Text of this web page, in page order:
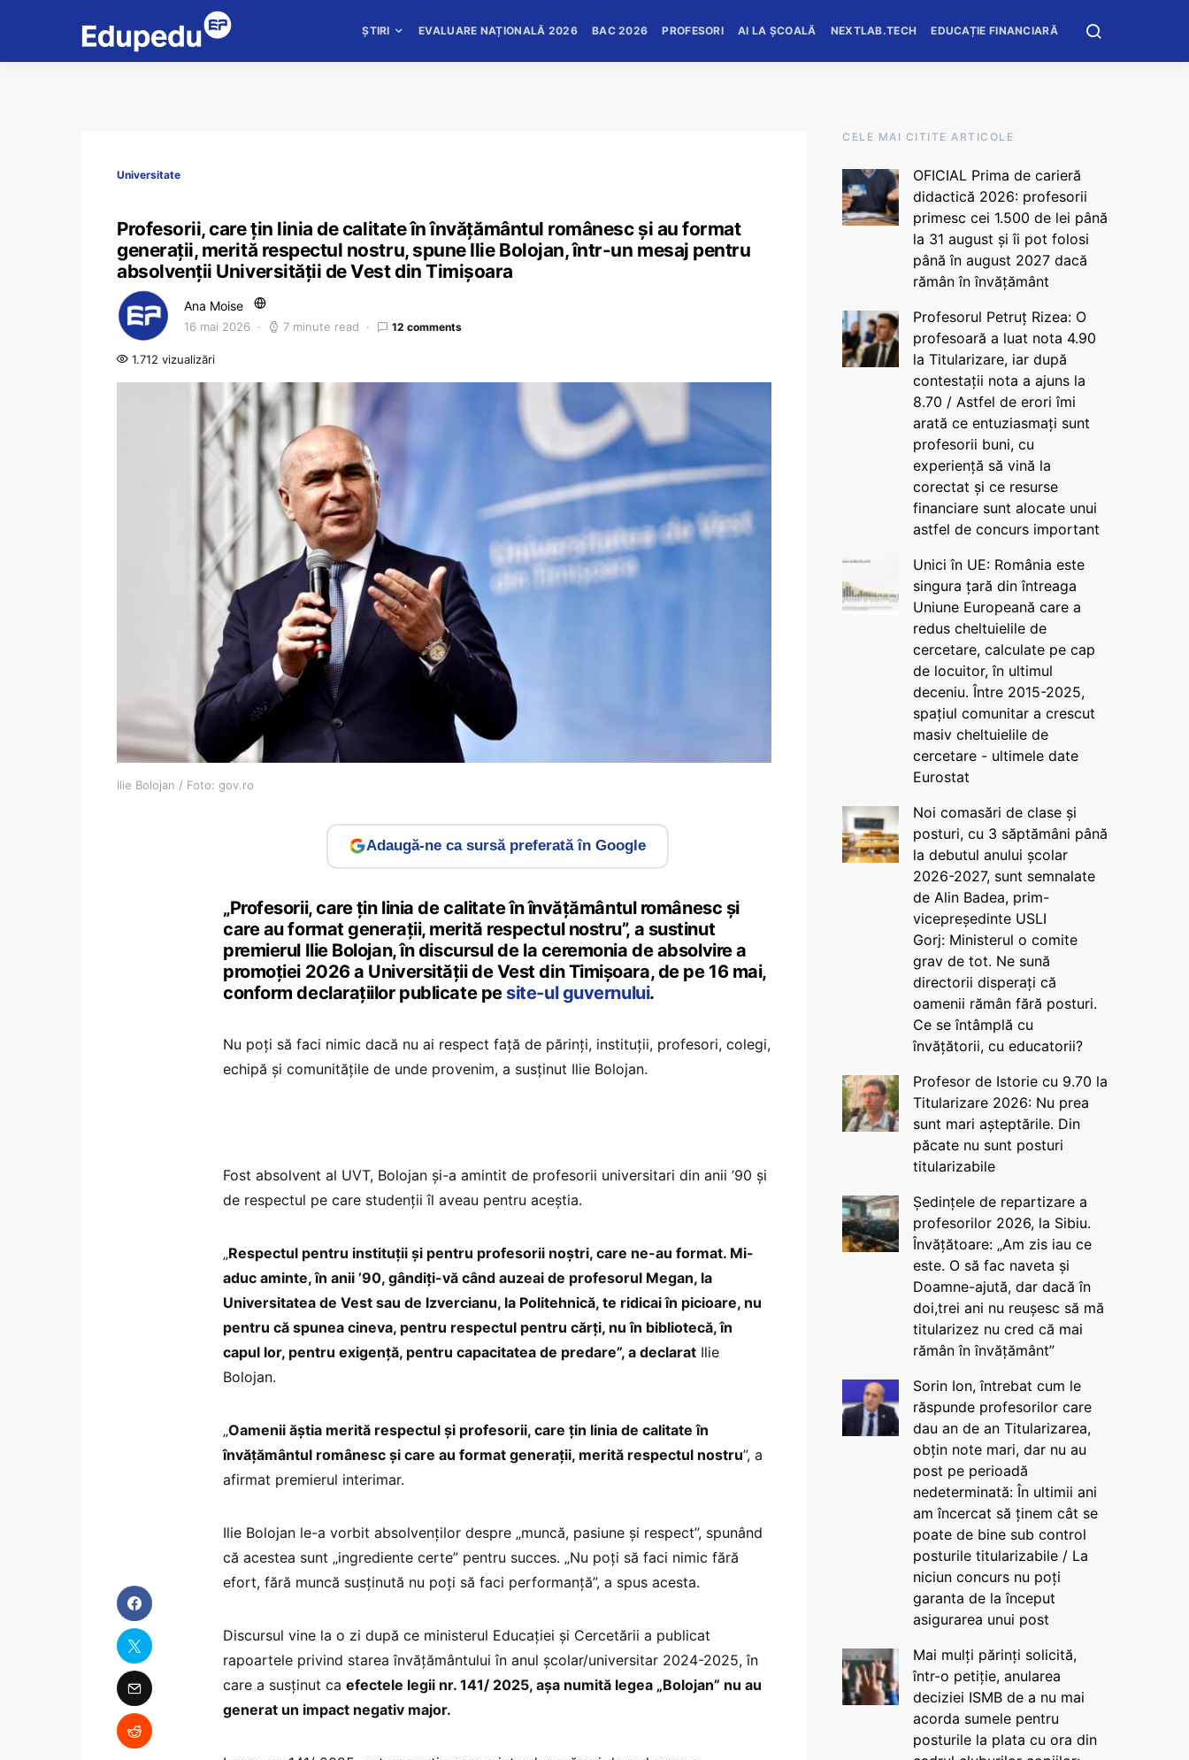
ȘTIRI EVALUARE NAȚIONALĂ 2026 BAC 2026 PROFESORI AI LA ȘCOALĂ NEXTLAB.TECH EDUCAȚIE FINANCIARĂ
Universitate
Profesorii, care țin linia de calitate în învățământul românesc și au format
generații, merită respectul nostru, spune Ilie Bolojan, într-un mesaj pentru
absolvenții Universității de Vest din Timișoara
Ana Moise
16 mai 2026 7 minute read 12 comments
1.712 vizualizări
Ilie Bolojan / Foto: gov.ro
Adaugă-ne ca sursă preferată în Google
„Profesorii, care țin linia de calitate în învățământul românesc și
care au format generații, merită respectul nostru”, a sustinut
premierul Ilie Bolojan, în discursul de la ceremonia de absolvire a
promoției 2026 a Universității de Vest din Timișoara, de pe 16 mai,
conform declarațiilor publicate pe site-ul guvernului.
Nu poți să faci nimic dacă nu ai respect față de părinți, instituții, profesori, colegi,
echipă și comunitățile de unde provenim, a susținut Ilie Bolojan.
Fost absolvent al UVT, Bolojan și-a amintit de profesorii universitari din anii ’90 și
de respectul pe care studenții îl aveau pentru aceștia.
„Respectul pentru instituții și pentru profesorii noștri, care ne-au format. Mi-
aduc aminte, în anii ’90, gândiți-vă când auzeai de profesorul Megan, la
Universitatea de Vest sau de Izvercianu, la Politehnică, te ridicai în picioare, nu
pentru că spunea cineva, pentru respectul pentru cărți, nu în bibliotecă, în
capul lor, pentru exigență, pentru capacitatea de predare”, a declarat Ilie
Bolojan.
„Oamenii ăștia merită respectul și profesorii, care țin linia de calitate în
învățământul românesc și care au format generații, merită respectul nostru”, a
afirmat premierul interimar.
Ilie Bolojan le-a vorbit absolvenților despre „muncă, pasiune și respect”, spunând
că acestea sunt „ingrediente certe” pentru succes. „Nu poți să faci nimic fără
efort, fără muncă susținută nu poți să faci performanță”, a spus acesta.
Discursul vine la o zi după ce ministerul Educației și Cercetării a publicat
rapoartele privind starea învățământului în anul școlar/universitar 2024-2025, în
care a susținut ca efectele legii nr. 141/ 2025, așa numită legea „Bolojan” nu au
generat un impact negativ major.
CELE MAI CITITE ARTICOLE
OFICIAL Prima de carieră
didactică 2026: profesorii
primesc cei 1.500 de lei până
la 31 august și îi pot folosi
până în august 2027 dacă
rămân în învățământ
Profesorul Petruț Rizea: O
profesoară a luat nota 4.90
la Titularizare, iar după
contestații nota a ajuns la
8.70 / Astfel de erori îmi
arată ce entuziasmați sunt
profesorii buni, cu
experiență să vină la
corectat și ce resurse
financiare sunt alocate unui
astfel de concurs important
Unici în UE: România este
singura țară din întreaga
Uniune Europeană care a
redus cheltuielile de
cercetare, calculate pe cap
de locuitor, în ultimul
deceniu. Între 2015-2025,
spațiul comunitar a crescut
masiv cheltuielile de
cercetare - ultimele date
Eurostat
Noi comasări de clase și
posturi, cu 3 săptămâni până
la debutul anului școlar
2026-2027, sunt semnalate
de Alin Badea, prim-
vicepreședinte USLI
Gorj: Ministerul o comite
grav de tot. Ne sună
directorii disperați că
oamenii rămân fără posturi.
Ce se întâmplă cu
învățătorii, cu educatorii?
Profesor de Istorie cu 9.70 la
Titularizare 2026: Nu prea
sunt mari așteptările. Din
păcate nu sunt posturi
titularizabile
Ședințele de repartizare a
profesorilor 2026, la Sibiu.
Învățătoare: „Am zis iau ce
este. O să fac naveta și
Doamne-ajută, dar dacă în
doi,trei ani nu reușesc să mă
titularizez nu cred că mai
rămân în învățământ”
Sorin Ion, întrebat cum le
răspunde profesorilor care
dau an de an Titularizarea,
obțin note mari, dar nu au
post pe perioadă
nedeterminată: În ultimii ani
am încercat să ținem cât se
poate de bine sub control
posturile titularizabile / La
niciun concurs nu poți
garanta de la început
asigurarea unui post
Mai mulți părinți solicită,
într-o petiție, anularea
deciziei ISMB de a nu mai
acorda sumele pentru
posturile la plata cu ora din